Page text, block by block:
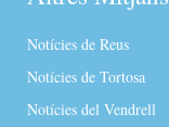
Notícies de Reus
Notícies de Tortosa
Notícies del Vendrell